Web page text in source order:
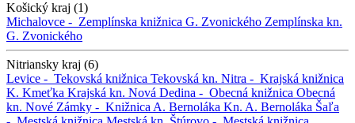
Košický kraj (1)
Michalovce - Zemplínska knižnica G. Zvonického Zemplínska kn.
G. Zvonického
Nitriansky kraj (6)
Levice - Tekovská knižnica Tekovská kn. Nitra - Krajská knižnica
K. Kmeťka Krajská kn. Nová Dedina - Obecná knižnica Obecná
kn. Nové Zámky - Knižnica A. Bernoláka Kn. A. Bernoláka Šaľa